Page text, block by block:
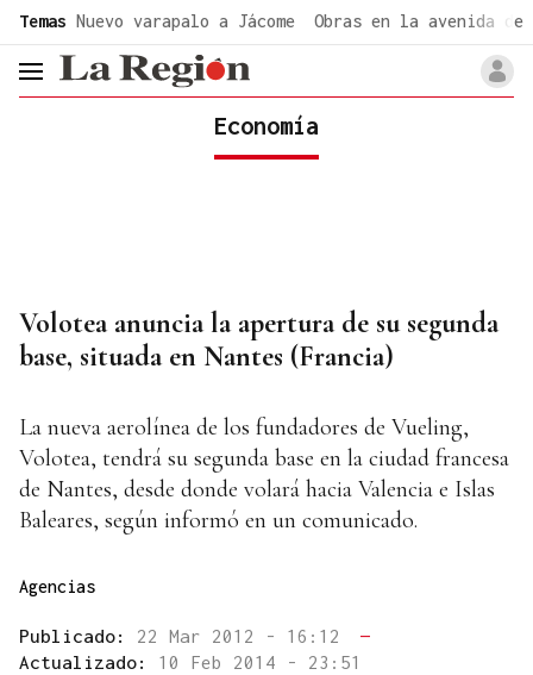
Temas Nuevo varapalo a Jácome Obras en la avenida de
header.menu.open
Economía
Volotea anuncia la apertura de su segunda
base, situada en Nantes (Francia)
La nueva aerolínea de los fundadores de Vueling,
Volotea, tendrá su segunda base en la ciudad francesa
de Nantes, desde donde volará hacia Valencia e Islas
Baleares, según informó en un comunicado.
Agencias
Publicado: 22 Mar 2012 - 16:12
—
Actualizado: 10 Feb 2014 - 23:51